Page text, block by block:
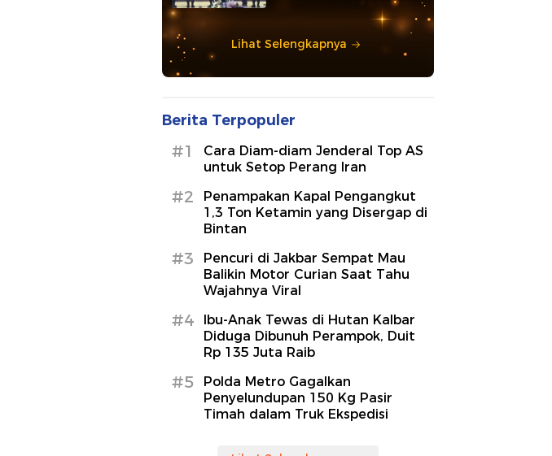
Lihat Selengkapnya
Berita Terpopuler
#1
Cara Diam-diam Jenderal Top AS
untuk Setop Perang Iran
#2
Penampakan Kapal Pengangkut
1,3 Ton Ketamin yang Disergap di
Bintan
#3
Pencuri di Jakbar Sempat Mau
Balikin Motor Curian Saat Tahu
Wajahnya Viral
#4
Ibu-Anak Tewas di Hutan Kalbar
Diduga Dibunuh Perampok, Duit
Rp 135 Juta Raib
#5
Polda Metro Gagalkan
Penyelundupan 150 Kg Pasir
Timah dalam Truk Ekspedisi